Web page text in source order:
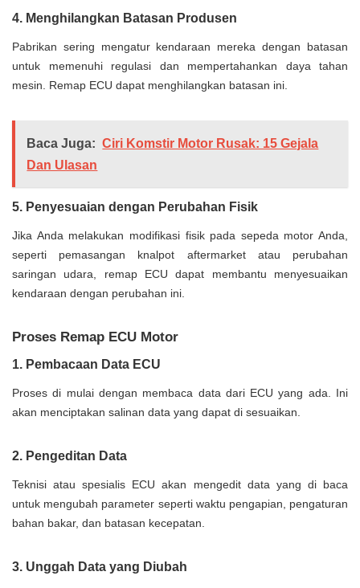
4. Menghilangkan Batasan Produsen
Pabrikan sering mengatur kendaraan mereka dengan batasan
untuk memenuhi regulasi dan mempertahankan daya tahan
mesin. Remap ECU dapat menghilangkan batasan ini.
Baca Juga: Ciri Komstir Motor Rusak: 15 Gejala
Dan Ulasan
5. Penyesuaian dengan Perubahan Fisik
Jika Anda melakukan modifikasi fisik pada sepeda motor Anda,
seperti pemasangan knalpot aftermarket atau perubahan
saringan udara, remap ECU dapat membantu menyesuaikan
kendaraan dengan perubahan ini.
Proses Remap ECU Motor
1. Pembacaan Data ECU
Proses di mulai dengan membaca data dari ECU yang ada. Ini
akan menciptakan salinan data yang dapat di sesuaikan.
2. Pengeditan Data
Teknisi atau spesialis ECU akan mengedit data yang di baca
untuk mengubah parameter seperti waktu pengapian, pengaturan
bahan bakar, dan batasan kecepatan.
3. Unggah Data yang Diubah